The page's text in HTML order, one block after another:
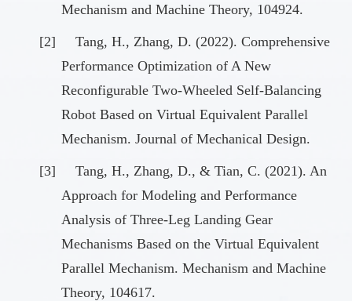
Mechanism and Machine Theory, 104924.
[2]
Tang, H., Zhang, D. (2022). Comprehensive
Performance Optimization of A New
Reconfigurable Two-Wheeled Self-Balancing
Robot Based on Virtual Equivalent Parallel
Mechanism. Journal of Mechanical Design.
[3]
Tang, H., Zhang, D., & Tian, C. (2021). An
Approach for Modeling and Performance
Analysis of Three-Leg Landing Gear
Mechanisms Based on the Virtual Equivalent
Parallel Mechanism. Mechanism and Machine
Theory, 104617.